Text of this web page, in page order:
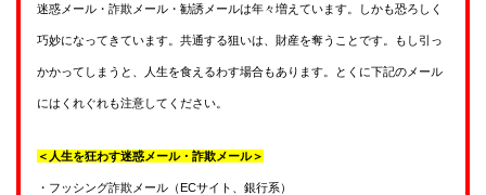
迷惑メール・詐欺メール・勧誘メールは年々増えています。しかも恐ろしく
巧妙になってきています。共通する狙いは、財産を奪うことです。もし引っ
かかってしまうと、人生を食えるわす場合もあります。とくに下記のメール
にはくれぐれも注意してください。
＜人生を狂わす迷惑メール・詐欺メール＞
・フッシング詐欺メール（ECサイト、銀行系）